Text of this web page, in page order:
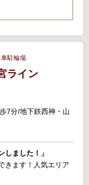
駐輪場
ライン
7分/地下鉄西神・山
しました！」
きます！人気エリア